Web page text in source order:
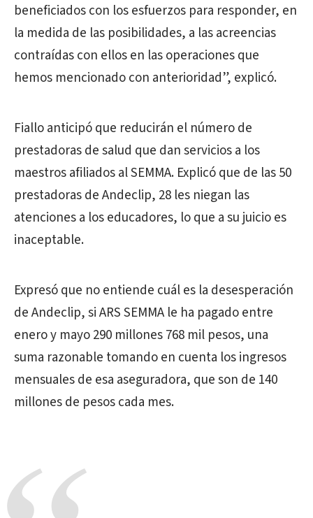
beneficiados con los esfuerzos para responder, en
la medida de las posibilidades, a las acreencias
contraídas con ellos en las operaciones que
hemos mencionado con anterioridad”, explicó.
Fiallo anticipó que reducirán el número de
prestadoras de salud que dan servicios a los
maestros afiliados al SEMMA. Explicó que de las 50
prestadoras de Andeclip, 28 les niegan las
atenciones a los educadores, lo que a su juicio es
inaceptable.
Expresó que no entiende cuál es la desesperación
de Andeclip, si ARS SEMMA le ha pagado entre
enero y mayo 290 millones 768 mil pesos, una
suma razonable tomando en cuenta los ingresos
mensuales de esa aseguradora, que son de 140
millones de pesos cada mes.